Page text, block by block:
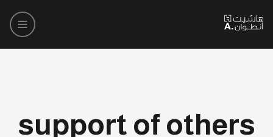
support of others